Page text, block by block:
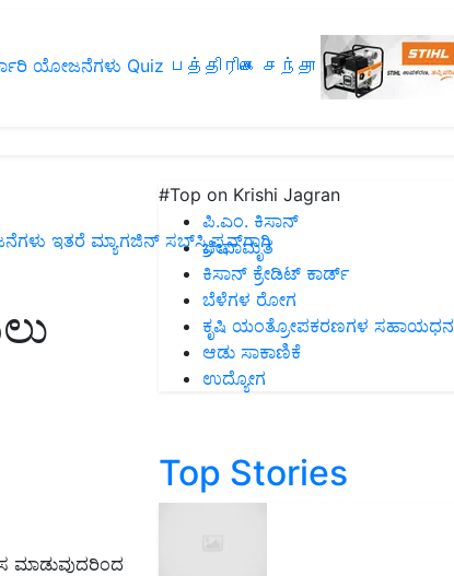
ಯೋಜನೆಗಳು Quiz பத்திரிகை சந்தா
ಇತರೆ ಮ್ಯಾಗಜಿನ್‌ ಸಬ್‌ಸ್ಕ್ರಿಪ್ಷನ್‌ಗಾಗಿ
ಮಾಡುವುದರಿಂದ
#Top on Krishi Jagran
ಪಿ.ಎಂ. ಕಿಸಾನ್
ಜೀವಾಮೃತ
ಕಿಸಾನ್ ಕ್ರೇಡಿಟ್ ಕಾರ್ಡ್
ಬೆಳೆಗಳ ರೋಗ
ಕೃಷಿ ಯಂತ್ರೋಪಕರಣಗಳ ಸಹಾಯಧನ
ಆಡು ಸಾಕಾಣಿಕೆ
ಉದ್ಯೋಗ
Top Stories